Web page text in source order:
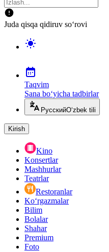
Juda qisqa qidiruv so‘rovi
Taqvim
Sana bo‘yicha tadbirlar
РусскийO‘zbek tili
Kirish
Kino
Konsertlar
Mashhurlar
Teatrlar
Restoranlar
Ko‘rgazmalar
Bilim
Bolalar
Shahar
Premium
Foto